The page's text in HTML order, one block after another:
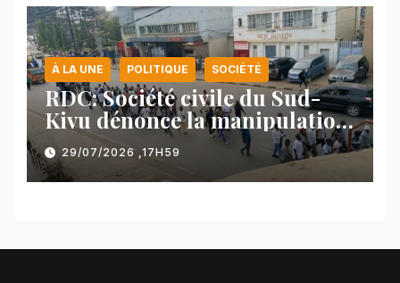
À LA UNE POLITIQUE SOCIÉTÉ
RDC: Société civile du Sud-
Kivu dénonce la manipulation
des manifestations par
l’AFC/M23
29/07/2026 ,17H59